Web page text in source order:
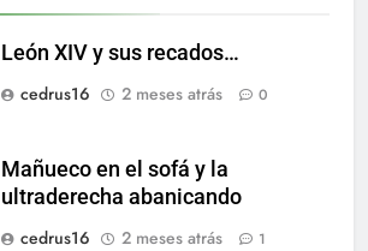
León XIV y sus recados…
cedrus16
2 meses atrás 0
Mañueco en el sofá y la
ultraderecha abanicando
cedrus16
2 meses atrás 1